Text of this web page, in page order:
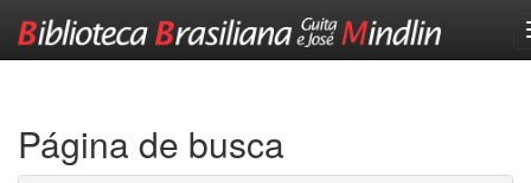
Página de busca